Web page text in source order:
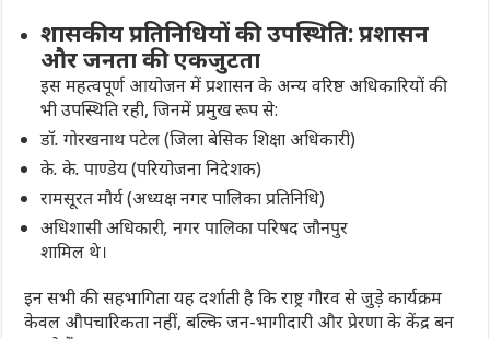
शासकीय प्रतिनिधियों की उपस्थिति: प्रशासन
और जनता की एकजुटता
इस महत्वपूर्ण आयोजन में प्रशासन के अन्य वरिष्ठ अधिकारियों की
भी उपस्थिति रही, जिनमें प्रमुख रूप से:
डॉ. गोरखनाथ पटेल(जिला बेसिक शिक्षा अधिकारी)
के. के. पाण्डेय(परियोजना निदेशक)
रामसूरत मौर्य(अध्यक्ष नगर पालिका प्रतिनिधि)
अधिशासी अधिकारी, नगर पालिका परिषद जौनपुर
शामिल थे।
इन सभी की सहभागिता यह दर्शाती है कि राष्ट्र गौरव से जुड़े कार्यक्रम
केवल औपचारिकता नहीं, बल्कि जन-भागीदारी और प्रेरणा के केंद्र बन